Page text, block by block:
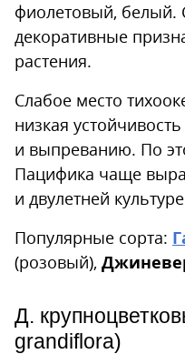
фиолетовый, белый.
декоративные
растения.
Слабое место
низкая
и выпреванию. По
Пацифика чаще
и двулетней
Популярные сорта:
(розовый),
Д.
grandiflora)